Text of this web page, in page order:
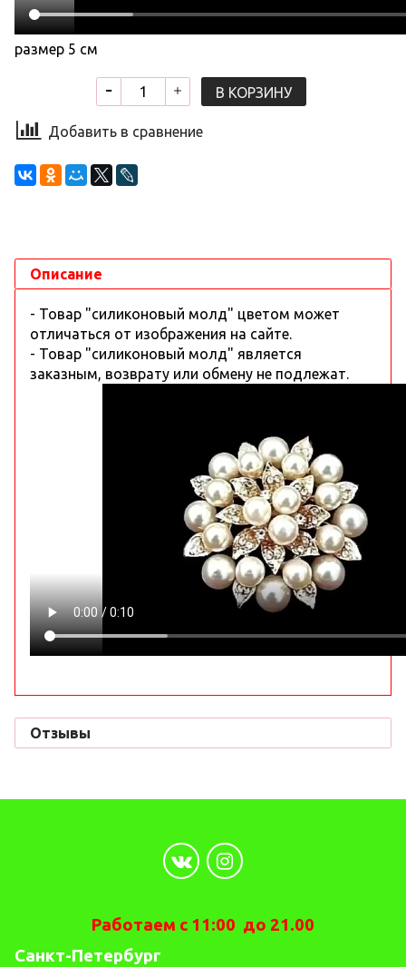
размер 5 см
В КОРЗИНУ
Добавить в сравнение
Описание
- Товар "силиконовый молд" цветом может
отличаться от изображения на сайте.
- Товар "силиконовый молд" является
заказным, возврату или обмену не подлежат.
Отзывы
Работаем с 11:00 до 21.00
Санкт-Петербург